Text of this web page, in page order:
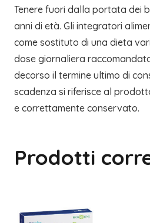
Tenere fuori dalla portata dei
anni di età. Gli integratori
come sostituto di una dieta
dose giornaliera
decorso il termine ultimo di
scadenza si riferisce al
e correttamente conservato.
Prodotti